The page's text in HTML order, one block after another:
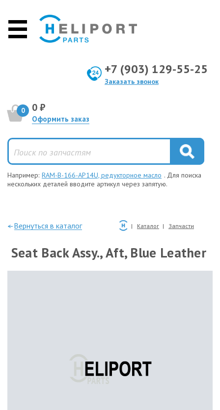
+7 (903) 129-55-25
Заказать звонок
0 0 ₽
Оформить заказ
Например: RAM-B-166-AP14U, редукторное масло . Для поиска
нескольких деталей вводите артикул через запятую.
—Вернуться в каталог Каталог Запчасти
Seat Back Assy., Aft, Blue Leather